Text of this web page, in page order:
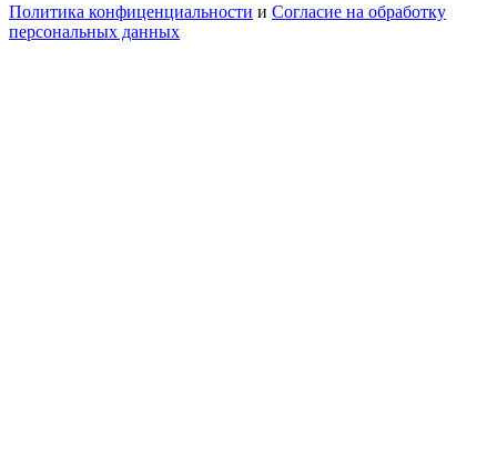
Политика конфиценциальности и Согласие на обработку
персональных данных